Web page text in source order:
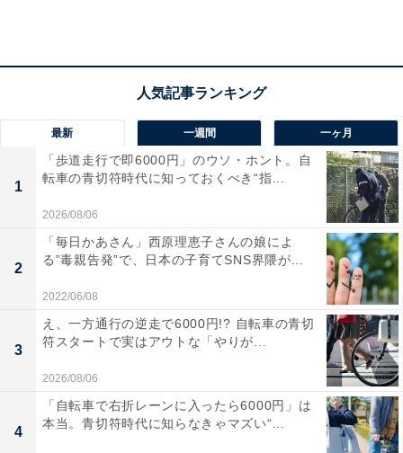
くなり、経済的に再起することが可能となります。
もう少し分かりやすく説明すると、債務を支払うことが
できなくなった人（会社）について、第三者関与の下で
残っている財産を債権者に配る手続きです。さらに平た
く言えば「債務を支払えなくてごめんなさい。残ってい
る財産を皆さんに配ります。これ以上はもう支払えませ
んので許してください」といったイメージです。
なお、本来であれば債権者に債権を届け出させ、破産管
財人が配当できるかどうかを検討していくことになりま
すが、今回の場合には配当できるだけの財産がないと見
込まれるので債権を届け出る手続きは行われないでしょ
う。
最新 一週間 一ヶ月
1
「歩道走行で即6000円」のウソ・ホント。自
転車の青切符時代に知っておくべき“指...
2026/08/06
2
「毎日かあさん」西原理恵子さんの娘によ
る”毒親告発”で、日本の子育てSNS界隈が...
2022/06/08
3
え、一方通行の逆走で6000円!? 自転車の青切
符スタートで実はアウトな「やりが...
2026/08/06
4
「自転車で右折レーンに入ったら6000円」は
本当。青切符時代に知らなきゃマズい“...